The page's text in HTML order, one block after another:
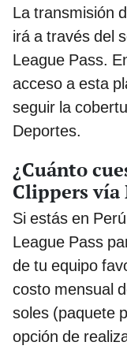
La transmisión
irá a través del
League Pass.
acceso a esta
seguir la
Deportes.
¿Cuánto
Clippers vía
Si estás en
League Pass
de tu equipo
costo mensual
soles (paquete
opción de